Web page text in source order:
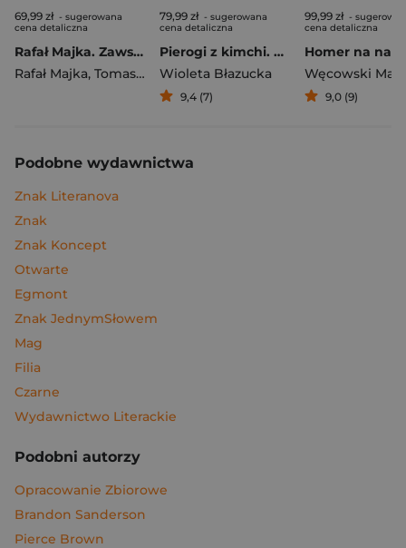
69,99 zł - sugerowana
cena detaliczna
Rafał Majka. Zawsze z przodu. Rozmawia Tomasz Kalemba - książka z autografem
Rafał Majka, Tomasz Kalemba
79,99 zł - sugerowana
cena detaliczna
Pierogi z kimchi. Moje ulubione azjatyckie przepisy
Wioleta Błazucka
9,4 (7)
99,99 zł -
cena detaliczna
Węcowski
9,0 (9)
Podobne wydawnictwa
Znak Literanova
Znak
Znak Koncept
Otwarte
Egmont
Znak JednymSłowem
Mag
Filia
Czarne
Wydawnictwo Literackie
Podobni autorzy
Opracowanie Zbiorowe
Brandon Sanderson
Pierce Brown